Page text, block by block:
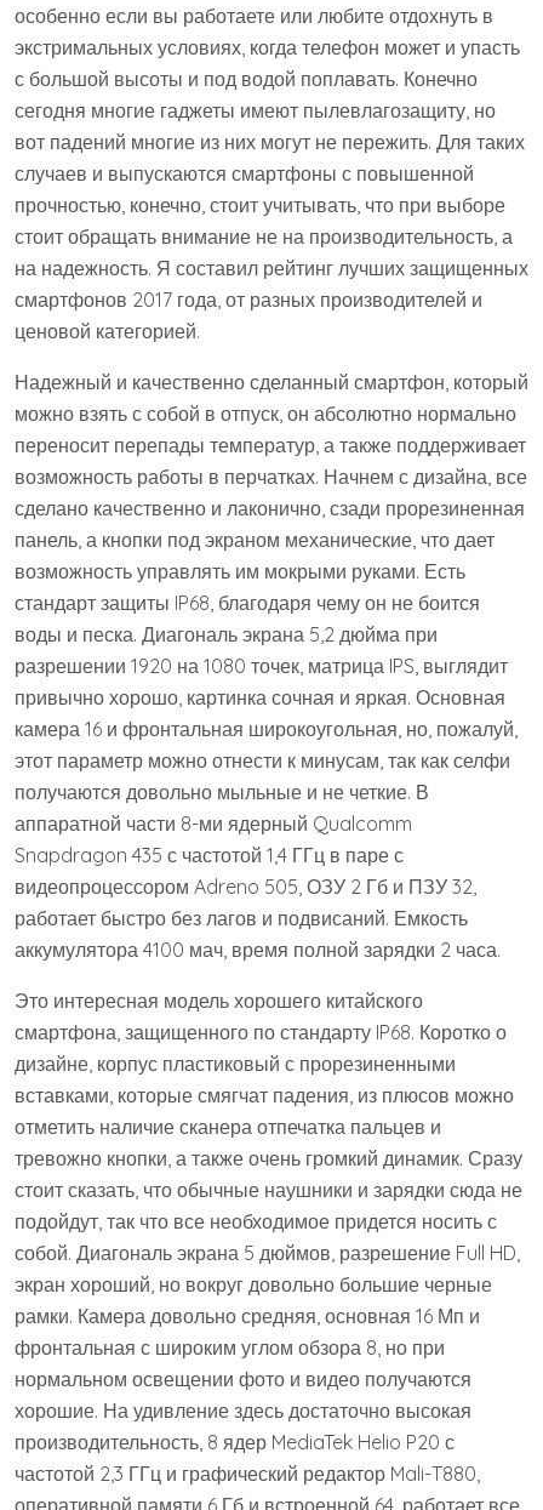
особенно если вы работаете или любите отдохнуть в
экстримальных условиях, когда телефон может и упасть
с большой высоты и под водой поплавать. Конечно
сегодня многие гаджеты имеют пылевлагозащиту, но
вот падений многие из них могут не пережить. Для таких
случаев и выпускаются смартфоны с повышенной
прочностью, конечно, стоит учитывать, что при выборе
стоит обращать внимание не на производительность, а
на надежность. Я составил рейтинг лучших защищенных
смартфонов 2017 года, от разных производителей и
ценовой категорией.
Надежный и качественно сделанный смартфон, который
можно взять с собой в отпуск, он абсолютно нормально
переносит перепады температур, а также поддерживает
возможность работы в перчатках. Начнем с дизайна, все
сделано качественно и лаконично, сзади прорезиненная
панель, а кнопки под экраном механические, что дает
возможность управлять им мокрыми руками. Есть
стандарт защиты IP68, благодаря чему он не боится
воды и песка. Диагональ экрана 5,2 дюйма при
разрешении 1920 на 1080 точек, матрица IPS, выглядит
привычно хорошо, картинка сочная и яркая. Основная
камера 16 и фронтальная широкоугольная, но, пожалуй,
этот параметр можно отнести к минусам, так как селфи
получаются довольно мыльные и не четкие. В
аппаратной части 8-ми ядерный Qualcomm
Snapdragon 435 с частотой 1,4 ГГц в паре с
видеопроцессором Adreno 505, ОЗУ 2 Гб и ПЗУ 32,
работает быстро без лагов и подвисаний. Емкость
аккумулятора 4100 мач, время полной зарядки 2 часа.
Это интересная модель хорошего китайского
смартфона, защищенного по стандарту IP68. Коротко о
дизайне, корпус пластиковый с прорезиненными
вставками, которые смягчат падения, из плюсов можно
отметить наличие сканера отпечатка пальцев и
тревожно кнопки, а также очень громкий динамик. Сразу
стоит сказать, что обычные наушники и зарядки сюда не
подойдут, так что все необходимое придется носить с
собой. Диагональ экрана 5 дюймов, разрешение Full HD,
экран хороший, но вокруг довольно большие черные
рамки. Камера довольно средняя, основная 16 Мп и
фронтальная с широким углом обзора 8, но при
нормальном освещении фото и видео получаются
хорошие. На удивление здесь достаточно высокая
производительность, 8 ядер MediaTek Helio P20 с
частотой 2,3 ГГц и графический редактор Mali-T880,
оперативной памяти 6 Гб и встроенной 64, работает все